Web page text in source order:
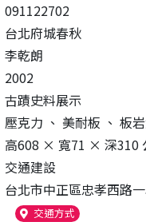
091122702
台北府城春秋
李乾朗
2002
古蹟史料展示
壓克力 、 美耐板 、 板
高608 × 寬71 × 深310
交通建設
台北市中正區忠孝西路
交通方式（另開新視窗）